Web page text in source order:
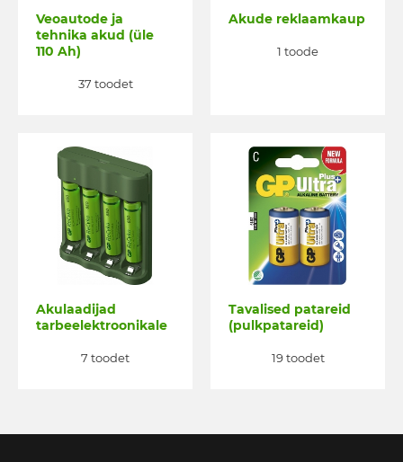
Veoautode ja
tehnika akud (üle
110 Ah)
37 toodet
Akude reklaamkaup
1 toode
Akulaadijad
tarbeelektroonikale
7 toodet
Tavalised patareid
(pulkpatareid)
19 toodet